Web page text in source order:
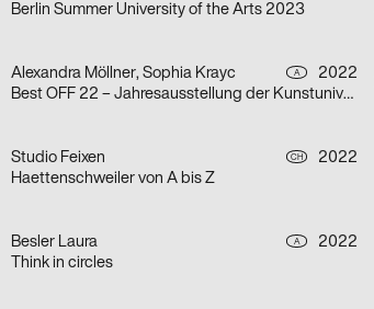
Berlin Summer University of the Arts 2023
Alexandra Möllner, Sophia Krayc A
2022
Best OFF 22 – Jahresausstellung der Kunstuniversität Linz
Studio Feixen CH
2022
Haettenschweiler von A bis Z
Besler Laura A
2022
Think in circles